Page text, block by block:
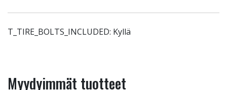
T_TIRE_BOLTS_INCLUDED: Kyllä
Myydyimmät tuotteet